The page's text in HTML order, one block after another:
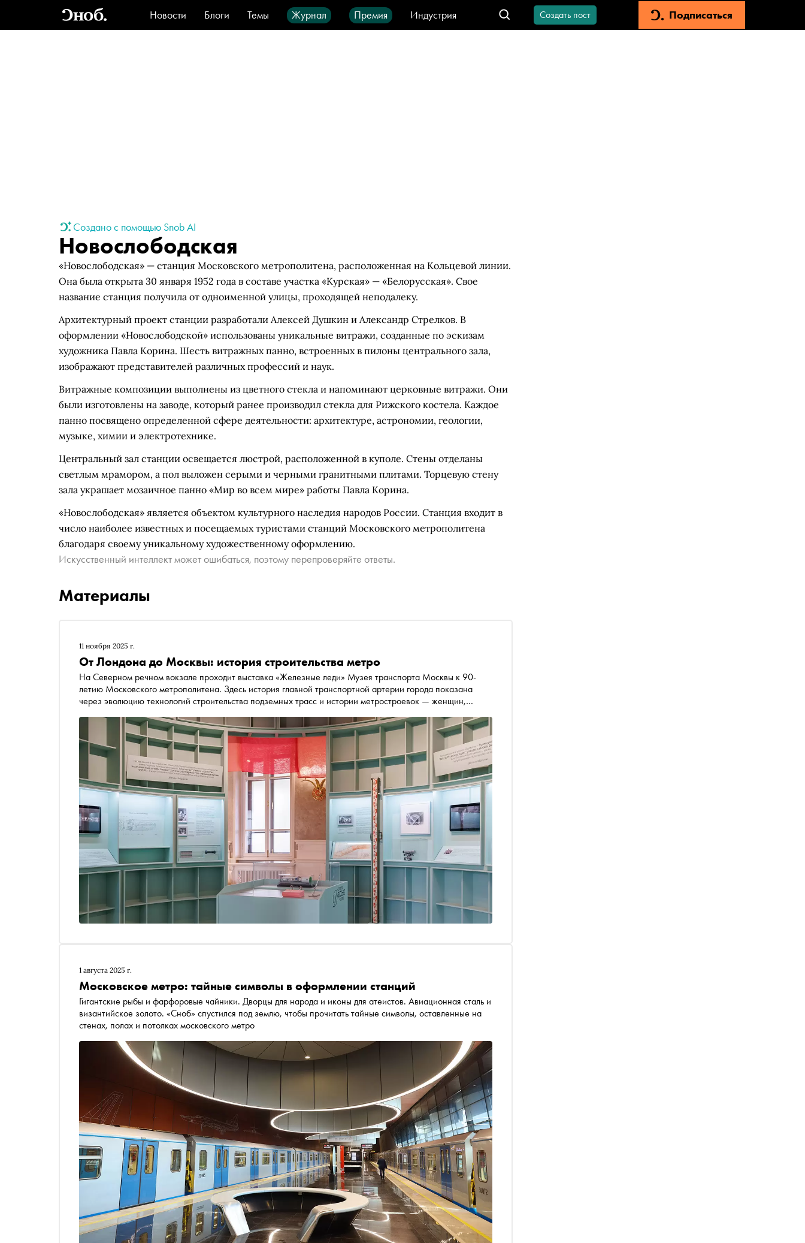
Новости Блоги Темы Журнал Премия
Индустрия
Стиль
Видео Город IT-продукты
Создать пост Подписаться
Создано с помощью Snob AI
Новослободская
«Новослободская» — станция Московского метрополитена, расположенная на Кольцевой линии.
Она была открыта 30 января 1952 года в составе участка «Курская» — «Белорусская». Свое
название станция получила от одноименной улицы, проходящей неподалеку.
Архитектурный проект станции разработали Алексей Душкин и Александр Стрелков. В
оформлении «Новослободской» использованы уникальные витражи, созданные по эскизам
художника Павла Корина. Шесть витражных панно, встроенных в пилоны центрального зала,
изображают представителей различных профессий и наук.
Витражные композиции выполнены из цветного стекла и напоминают церковные витражи. Они
были изготовлены на заводе, который ранее производил стекла для Рижского костела. Каждое
панно посвящено определенной сфере деятельности: архитектуре, астрономии, геологии,
музыке, химии и электротехнике.
Центральный зал станции освещается люстрой, расположенной в куполе. Стены отделаны
светлым мрамором, а пол выложен серыми и черными гранитными плитами. Торцевую стену
зала украшает мозаичное панно «Мир во всем мире» работы Павла Корина.
«Новослободская» является объектом культурного наследия народов России. Станция входит в
число наиболее известных и посещаемых туристами станций Московского метрополитена
благодаря своему уникальному художественному оформлению.
Искусственный интеллект может ошибаться, поэтому перепроверяйте ответы.
Материалы
11 ноября 2025 г.
От Лондона до Москвы: история строительства метро
На Северном речном вокзале проходит выставка «Железные леди» Музея транспорта Москвы к 90-
летию Московского метрополитена. Здесь история главной транспортной артерии города показана
через эволюцию технологий строительства подземных трасс и истории метростроевок — женщин,
технология строительства пришла в Россию, а также о традиции называть тоннелепроходческие
комплексы женскими именами — в материале «Сноба»
1 августа 2025 г.
Московское метро: тайные символы в оформлении станций
Гигантские рыбы и фарфоровые чайники. Дворцы для народа и иконы для атеистов. Авиационная сталь и
византийское золото. «Сноб» спустился под землю, чтобы прочитать тайные символы, оставленные на
стенах, полах и потолках московского метро